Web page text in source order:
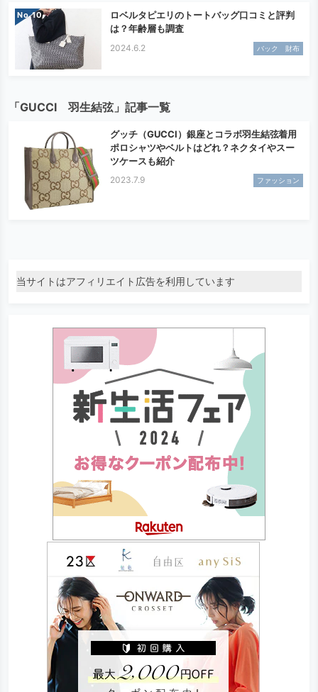
No.
ロベルタピエリのトートバッグ口コミと評判
は？年齢層も調査
2024.6.2 バック 財布
「GUCCI 羽生結弦」記事一覧
グッチ（GUCCI）銀座とコラボ羽生結弦着用
ポロシャツやベルトはどれ？ネクタイやスー
ツケースも紹介
2023.7.9 ファッション
当サイトはアフィリエイト広告を利用しています